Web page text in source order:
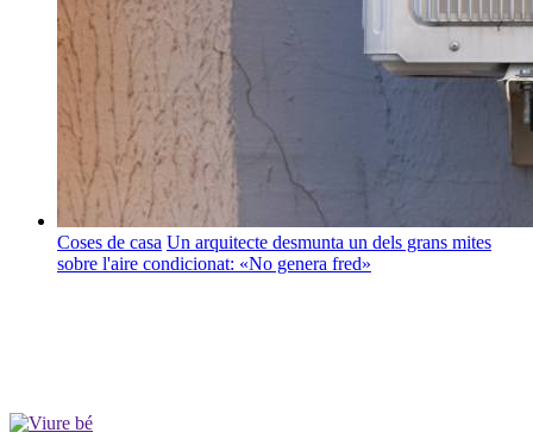
Coses de casa Un arquitecte desmunta un dels grans mites
sobre l'aire condicionat: «No genera fred»